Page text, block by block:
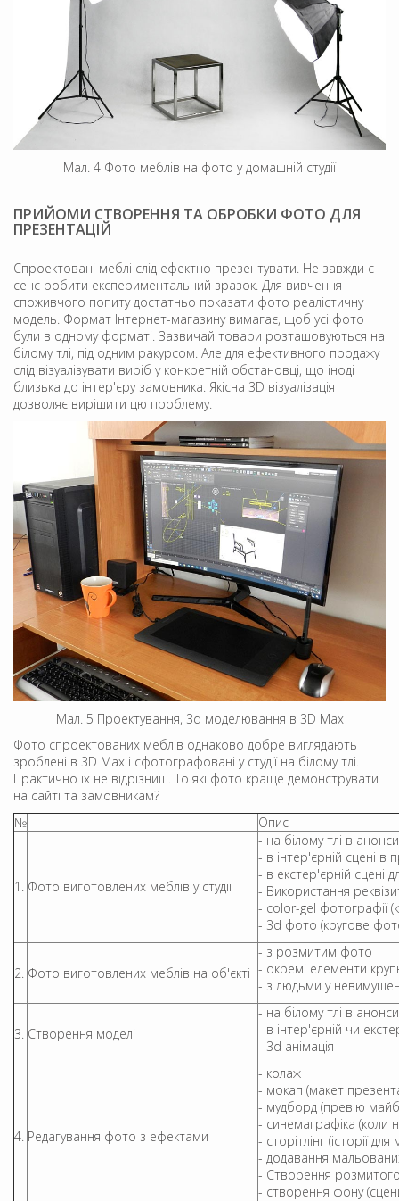
Мал. 4 Фото меблів на фото у домашній студії
ПРИЙОМИ СТВОРЕННЯ ТА ОБРОБКИ ФОТО ДЛЯ
ПРЕЗЕНТАЦІЙ
Спроектовані меблі слід ефектно презентувати. Не завжди є
сенс робити експериментальний зразок. Для вивчення
споживчого попиту достатньо показати фото реалістичну
модель. Формат Інтернет-магазину вимагає, щоб усі фото
були в одному форматі. Зазвичай товари розташовуються на
білому тлі, під одним ракурсом. Але для ефективного продажу
слід візуалізувати виріб у конкретній обстановці, що іноді
близька до інтер'єру замовника. Якісна 3D візуалізація
дозволяє вирішити цю проблему.
Мал. 5 Проектування, 3d моделювання в 3D Max
Фото спроектованих меблів однаково добре виглядають
зроблені в 3D Max і сфотографовані у студії на білому тлі.
Практично їх не відрізниш. То які фото краще демонструвати
на сайті та замовникам?
№
Опис
1. Фото виготовлених меблів у студії
- на білому тлі в
- в інтер'єрній сцені в
- в екстер'єрній сцені
- Використання
- color-gel фотографії
- 3d фото (кругове
2. Фото виготовлених меблів на об'єкті
- з розмитим фото
- окремі елементи
- з людьми у
3. Створення моделі
- на білому тлі в
- в інтер'єрній чи
- 3d анімація
4. Редагування фото з ефектами
- колаж
- мокап (макет
- мудборд (прев'ю
- синемаграфіка (коли
- сторітлінг (історії для
- додавання
- Створення
- створення фону